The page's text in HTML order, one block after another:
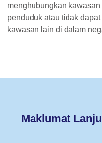
menghubungkan
penduduk atau tidak
kawasan lain di dalam
Maklumat